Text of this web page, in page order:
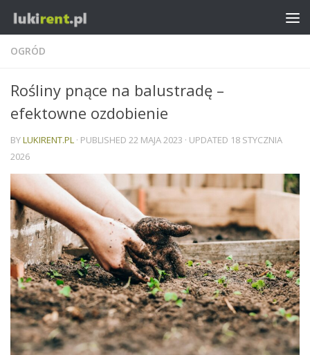
OGRÓD
Rośliny pnące na balustradę –
efektowne ozdobienie
BYLUKIRENT.PL · PUBLISHED 22 MAJA 2023 · UPDATED 18 STYCZNIA
2026